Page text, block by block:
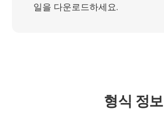
일을 다운로드하세요.
형식 정보